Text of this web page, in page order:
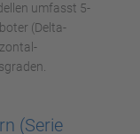
umfasst 5-
(Delta-
(Serie